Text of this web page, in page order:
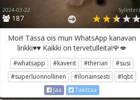
187
2024-03-22 Sylinteri
Moi!! Tässä ois mun WhatsApp kanavan
linkki♥️♥️ Kaikki on tervetulleita!🌹💋
#whatsapp #kaverit #therian
#susi
#superluonnollinen
#ilonainsesti
#lqbt
Jaa
Twiittaa